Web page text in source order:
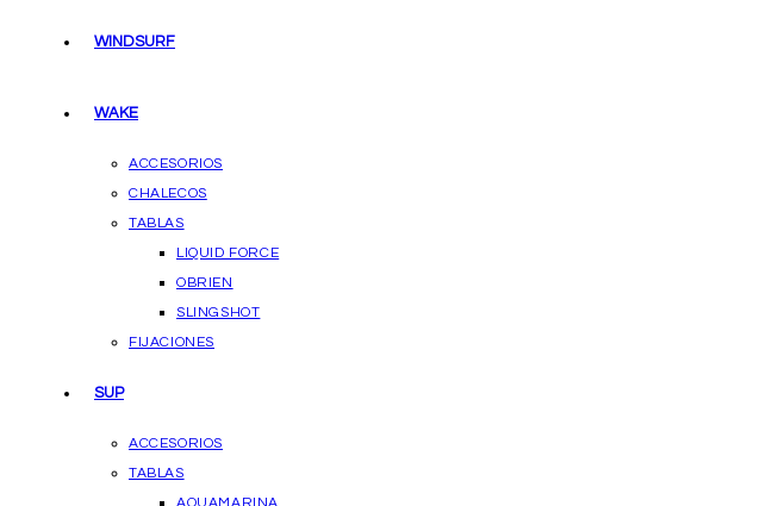
WINDSURF
WAKE
ACCESORIOS
CHALECOS
TABLAS
LIQUID FORCE
OBRIEN
SLINGSHOT
FIJACIONES
SUP
ACCESORIOS
TABLAS